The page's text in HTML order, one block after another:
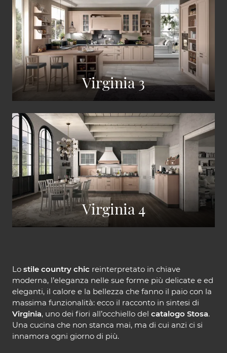
Virginia 3
Virginia 4
Lo stile country chic reinterpretato in chiave
moderna, l’eleganza nelle sue forme più delicate e ed
eleganti, il calore e la bellezza che fanno il paio con la
massima funzionalità: ecco il racconto in sintesi di
Virginia, uno dei fiori all’occhiello del catalogo Stosa.
Una cucina che non stanca mai, ma di cui anzi ci si
innamora ogni giorno di più.